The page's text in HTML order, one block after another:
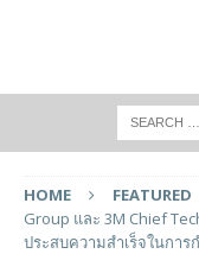
HOME FEATURED
Group และ 3M Chief
ประสบความสำเร็จในการ